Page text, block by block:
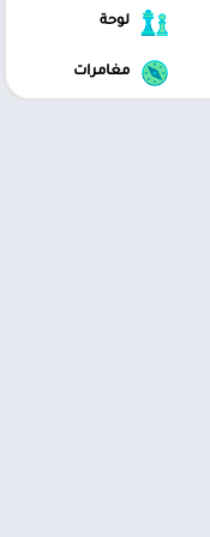
لوحة
مغامرات